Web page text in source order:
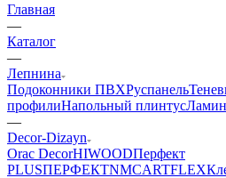
Главная
—
Каталог
—
Лепнина
Подоконники ПВХРуспанель
профилиНапольный плинтус
—
Decor-Dizayn
Orac DecorHIWOODПерфект
PLUSПЕРФЕКТNMCARTFLEX